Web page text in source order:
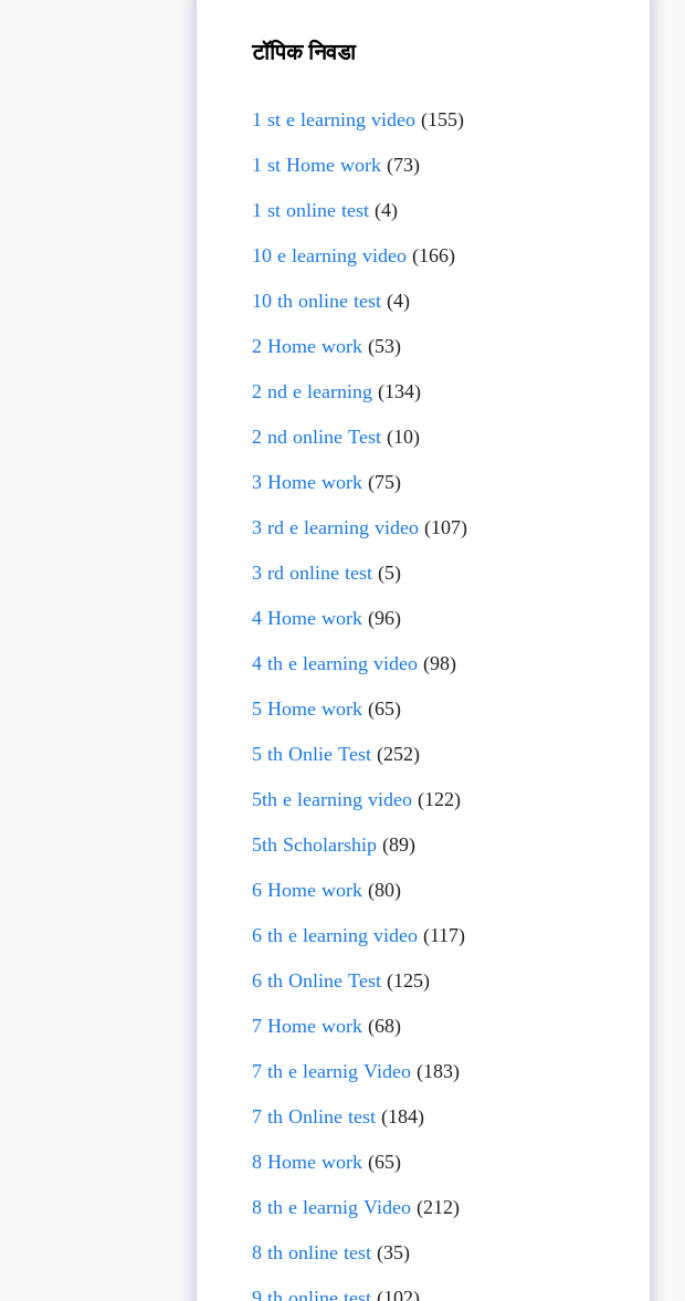
टॉपिक निवडा
1 st e learning video(155)
1 st Home work(73)
1 st online test(4)
10 e learning video(166)
10 th online test(4)
2 Home work(53)
2 nd e learning (134)
2 nd online Test(10)
3 Home work(75)
3 rd e learning video(107)
3 rd online test(5)
4 Home work(96)
4 th e learning video(98)
5 Home work(65)
5 th Onlie Test(252)
5th e learning video(122)
5th Scholarship(89)
6 Home work(80)
6 th e learning video(117)
6 th Online Test(125)
7 Home work(68)
7 th e learnig Video(183)
7 th Online test(184)
8 Home work(65)
8 th e learnig Video(212)
8 th online test(35)